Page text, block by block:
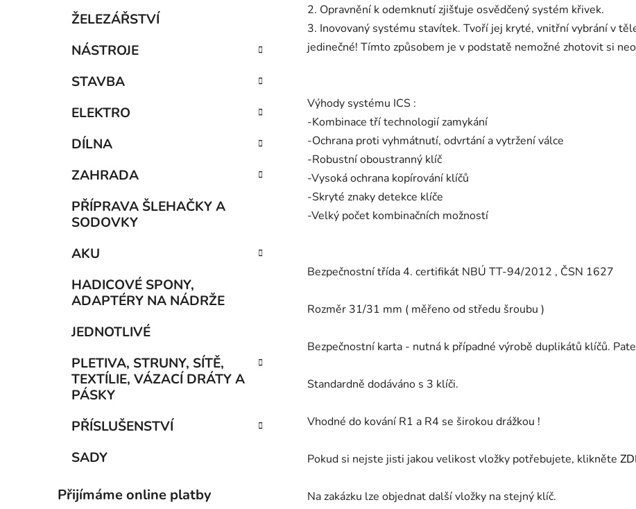
ŽELEZÁŘSTVÍ
NÁSTROJE
STAVBA
ELEKTRO
DÍLNA
ZAHRADA
PŘÍPRAVA ŠLEHAČKY A
SODOVKY
AKU
HADICOVÉ SPONY,
ADAPTÉRY NA NÁDRŽE
JEDNOTLIVÉ
PLETIVA, STRUNY, SÍTĚ,
TEXTÍLIE, VÁZACÍ DRÁTY A
PÁSKY
PŘÍSLUŠENSTVÍ
SADY
Přijímáme online platby
2. Opravnění k odemknutí zjišťuje osvědčený systém křivek.
3. Inovovaný systému stavítek. Tvoří jej kryté, vnitřní vybrání v
jedinečné! Tímto způsobem je v podstatě nemožné zhotovit si
Výhody systému ICS :
-Kombinace tří technologií zamykání
-Ochrana proti vyhmátnutí, odvrtání a vytržení válce
-Robustní oboustranný klíč
-Vysoká ochrana kopírování klíčů
-Skryté znaky detekce klíče
-Velký počet kombinačních možností
Bezpečnostní třída 4. certifikát NBÚ TT-94/2012 , ČSN 1627
Rozměr 31/31 mm ( měřeno od středu šroubu )
Bezpečnostní karta - nutná k případné výrobě duplikátů klíčů.
Standardně dodáváno s 3 klíči.
Vhodné do kování R1 a R4 se širokou drážkou !
Pokud si nejste jisti jakou velikost vložky potřebujete, klikněte
Na zakázku lze objednat další vložky na stejný klíč.